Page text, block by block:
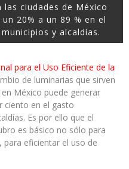
ciudades de México
20% a un 89 % en el
y alcaldías.
para el Uso Eficiente de la
de luminarias que sirven
México puede generar
ciento en el gasto
Es por ello que el
es básico no sólo para
eficientar el uso de